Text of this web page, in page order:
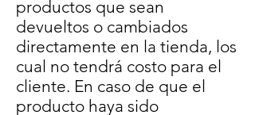
productos que sean
devueltos o cambiados
directamente en la tienda, los
cual no tendrá costo para el
cliente. En caso de que el
producto haya sido